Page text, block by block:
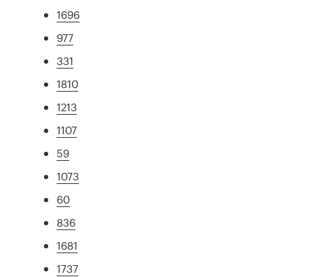
1696
977
331
1810
1213
1107
59
1073
60
836
1681
1737